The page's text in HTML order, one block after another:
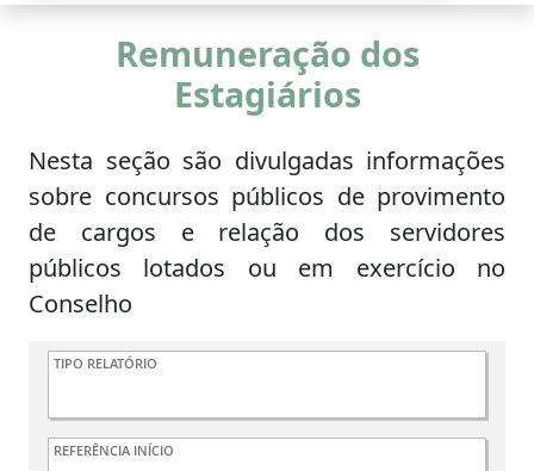
Remuneração dos
Estagiários
Nesta seção são divulgadas informações
sobre concursos públicos de provimento
de cargos e relação dos servidores
públicos lotados ou em exercício no
Conselho